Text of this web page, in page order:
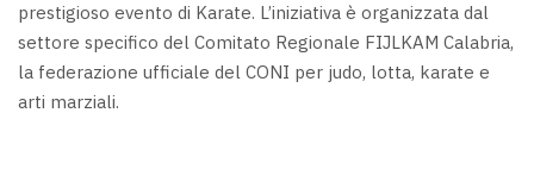
prestigioso evento di Karate. L’iniziativa è organizzata dal
settore specifico del Comitato Regionale FIJLKAM Calabria,
la federazione ufficiale del CONI per judo, lotta, karate e
arti marziali.